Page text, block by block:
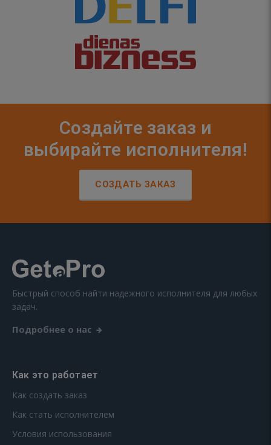
Создайте заказ и
выбирайте исполнителя!
СОЗДАТЬ ЗАКАЗ
Быстрый способ найти надежного исполнителя для любых
задач.
Подробнее о нас
Как это работает
Как создать заказ
Как стать исполнителем
Условия использования